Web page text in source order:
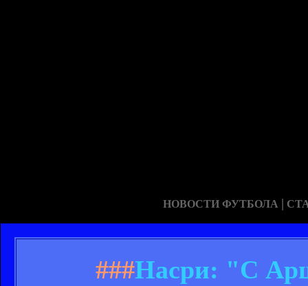
НОВОСТИ ФУТБОЛА |
###Насри: "С